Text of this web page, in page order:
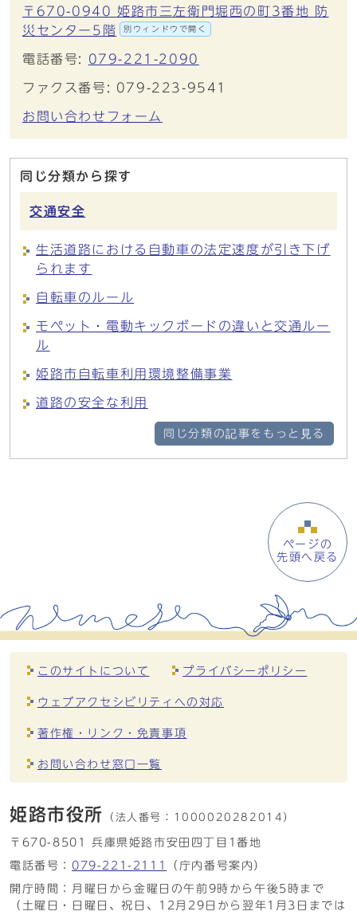
〒670-0940 姫路市三左衛門堀西の町3番地 防
災センター5階
別ウィンドウで開く
電話番号: 079-221-2090
ファクス番号: 079-223-9541
お問い合わせフォーム
同じ分類から探す
交通安全
生活道路における自動車の法定速度が引き下げ
られます
自転車のルール
モペット・電動キックボードの違いと交通ルー
ル
姫路市自転車利用環境整備事業
道路の安全な利用
同じ分類の記事をもっと見る
ページの
先頭へ戻る
このサイトについて プライバシーポリシー
ウェブアクセシビリティへの対応
著作権・リンク・免責事項
お問い合わせ窓口一覧
姫路市役所 （法人番号： 1000020282014）
〒670-8501 兵庫県姫路市安田四丁目1番地
電話番号： 079-221-2111
（庁内番号案内）
開庁時間：月曜日から金曜日の午前9時から午後5時まで
（土曜日・日曜日、祝日、12月29日から翌年1月3日までは